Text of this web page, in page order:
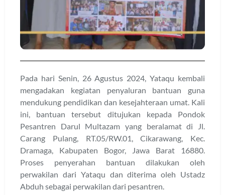
Pada hari Senin, 26 Agustus 2024, Yataqu kembali
mengadakan kegiatan penyaluran bantuan guna
mendukung pendidikan dan kesejahteraan umat. Kali
ini, bantuan tersebut ditujukan kepada Pondok
Pesantren Darul Multazam yang beralamat di Jl.
Carang Pulang, RT.05/RW.01, Cikarawang, Kec.
Dramaga, Kabupaten Bogor, Jawa Barat 16880.
Proses penyerahan bantuan dilakukan oleh
perwakilan dari Yataqu dan diterima oleh Ustadz
Abduh sebagai perwakilan dari pesantren.